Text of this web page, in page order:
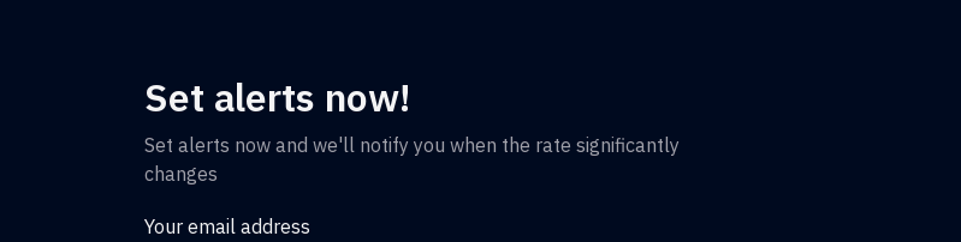
Set alerts now!
Set alerts now and we'll notify you when the rate significantly
changes
Your email address